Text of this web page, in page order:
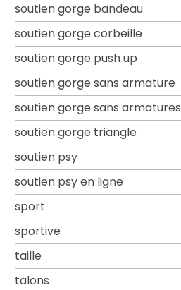
soutien gorge bandeau
soutien gorge corbeille
soutien gorge push up
soutien gorge sans armature
soutien gorge sans armatures
soutien gorge triangle
soutien psy
soutien psy en ligne
sport
sportive
taille
talons